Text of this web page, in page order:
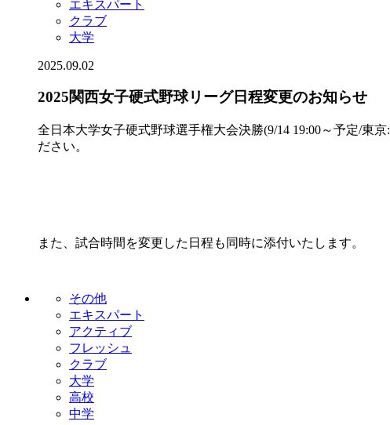
エキスパート
クラブ
大学
2025.09.02
2025関西女子硬式野球リーグ日程変更のお知らせ
全日本大学女子硬式野球選手権大会決勝(9/14 19:00～予定/東
ださい。
また、試合時間を変更した日程も同時に添付いたします。
その他
エキスパート
アクティブ
フレッシュ
クラブ
大学
高校
中学